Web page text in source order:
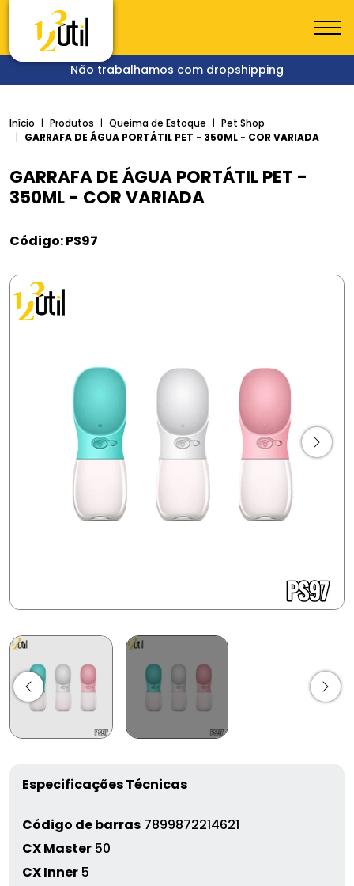
Não trabalhamos com dropshipping
Início Produtos Queima de Estoque
Pet Shop
GARRAFA DE ÁGUA PORTÁTIL PET - 350ML - COR VARIADA
GARRAFA DE ÁGUA PORTÁTIL PET -
350ML - COR VARIADA
Código: PS97
Especificações Técnicas
Código de barras 7899872214621
CX Master 50
CX Inner 5